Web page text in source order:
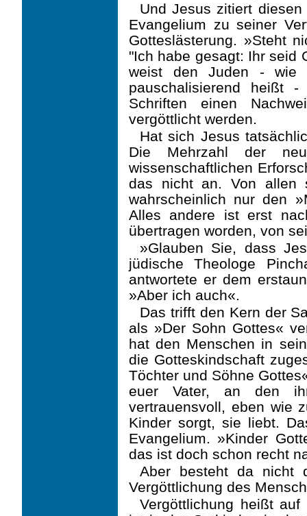
Und Jesus zitiert
Evangelium zu seiner
Gotteslästerung. »Steht
"Ich habe gesagt: Ihr seid
weist den Juden - wie
pauschalisierend heißt
Schriften einen
vergöttlicht werden.
Hat sich Jesus
Die Mehrzahl der
wissenschaftlichen
das nicht an. Von allen
wahrscheinlich nur den
Alles andere ist erst
übertragen worden, von
»Glauben Sie, dass
jüdische Theologe
antwortete er dem
»Aber ich auch«.
Das trifft den Kern der
als »Der Sohn Gottes«
hat den Menschen in
die Gotteskindschaft
Töchter und Söhne
euer Vater, an den
vertrauensvoll, eben wie
Kinder sorgt, sie liebt.
Evangelium. »Kinder
das ist doch schon recht
Aber besteht da nicht
Vergöttlichung des
Vergöttlichung heißt